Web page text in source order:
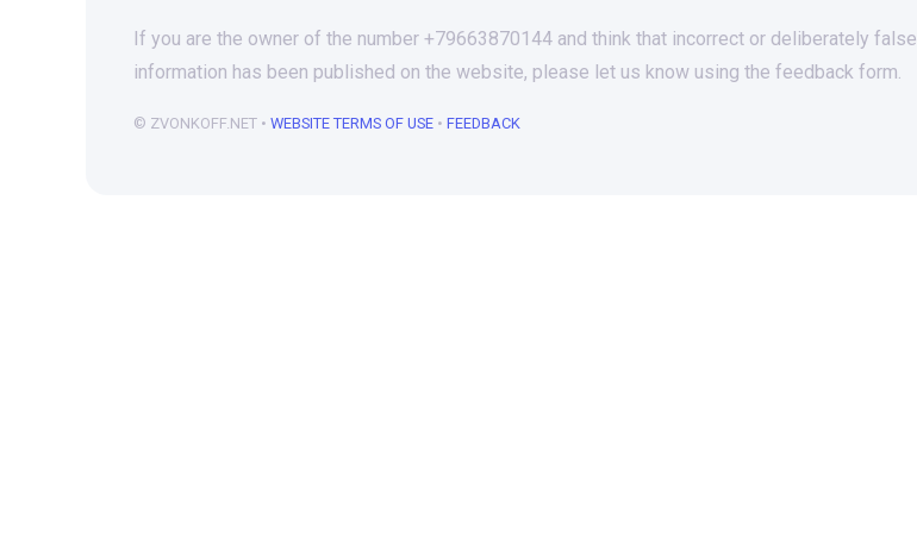
If you are the owner of the number +79663870144 and think that incorrect or deliberately false
information has been published on the website, please let us know using the feedback form.
© ZVONKOFF.NET • WEBSITE TERMS OF USE • FEEDBACK